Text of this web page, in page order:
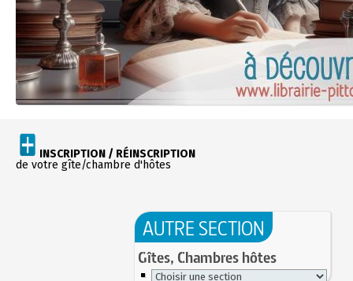
INSCRIPTION / RÉINSCRIPTION
de votre gîte/chambre d'hôtes
AUTRE SECTION
Gîtes, Chambres hôtes